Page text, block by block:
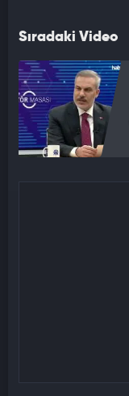
Sıradaki Video